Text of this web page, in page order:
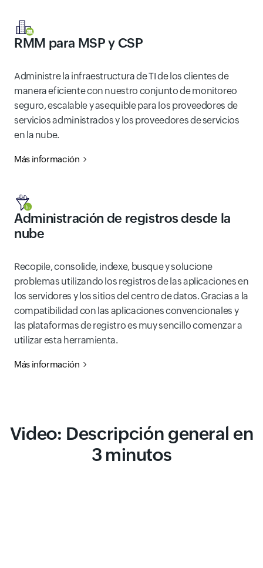
RMM para MSP y CSP
Administre la infraestructura de TI de los clientes de
manera eficiente con nuestro conjunto de monitoreo
seguro, escalable y asequible para los proveedores de
servicios administrados y los proveedores de servicios
en la nube.
Más información
Administración de registros desde la
nube
Recopile, consolide, indexe, busque y solucione
problemas utilizando los registros de las aplicaciones en
los servidores y los sitios del centro de datos. Gracias a la
compatibilidad con las aplicaciones convencionales y
las plataformas de registro es muy sencillo comenzar a
utilizar esta herramienta.
Más información
Video: Descripción general en
3 minutos